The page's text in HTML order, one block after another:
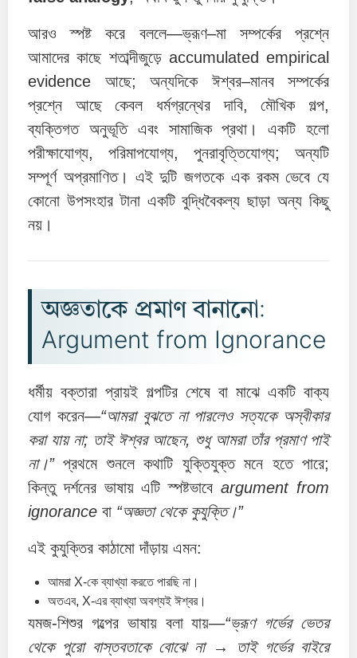
আরও স্পষ্ট করে বললে—ভ্রূণ–মা সম্পর্কের প্রশ্নে
আমাদের কাছে শতাব্দীজুড়ে accumulated empirical
evidence আছে; অন্যদিকে ঈশ্বর–মানব সম্পর্কের
প্রশ্নে আছে কেবল ধর্মগ্রন্থের দাবি, মৌখিক গল্প,
ব্যক্তিগত অনুভূতি এবং সামাজিক প্রথা। একটি হলো
পরীক্ষাযোগ্য, পরিমাপযোগ্য, পুনরাবৃত্তিযোগ্য; অন্যটি
সম্পূর্ণ অপ্রমাণিত। এই দুটি জগতকে এক রকম ভেবে যে
কোনো উপসংহার টানা একটি বুদ্ধিবৈকল্য ছাড়া অন্য কিছু
নয়।
অজ্ঞতাকে প্রমাণ বানানো:
Argument from Ignorance
ধর্মীয় বক্তারা প্রায়ই গল্পটির শেষে বা মাঝে একটি বাক্য
যোগ করেন—“আমরা বুঝতে না পারলেও সত্যকে অস্বীকার
করা যায় না; তাই ঈশ্বর আছেন, শুধু আমরা তাঁর প্রমাণ পাই
না।”প্রথমে শুনলে কথাটি যুক্তিযুক্ত মনে হতে পারে;
কিন্তু দর্শনের ভাষায় এটি স্পষ্টভাবেargument from
ignorance বা “অজ্ঞতা থেকে কুযুক্তি।”
এই কুযুক্তির কাঠামো দাঁড়ায় এমন:
আমরা X-কে ব্যাখ্যা করতে পারছি না।
অতএব, X-এর ব্যাখ্যা অবশ্যই ঈশ্বর।
যমজ-শিশুর গল্পের ভাষায় বলা যায়—“ভ্রূণ গর্ভের ভেতর
থেকে পুরো বাস্তবতাকে বোঝে না → তাই গর্ভের বাইরে